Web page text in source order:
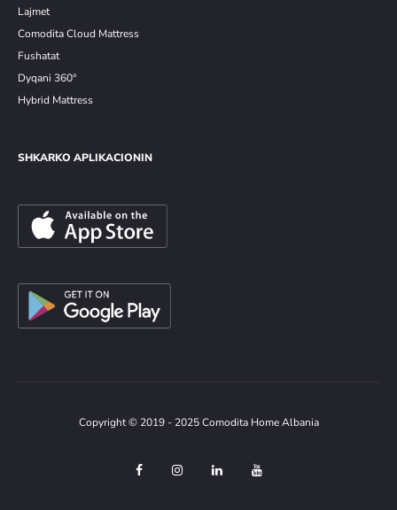
Lajmet
Comodita Cloud Mattress
Fushatat
Dyqani 360°
Hybrid Mattress
SHKARKO APLIKACIONIN
Copyright © 2019 - 2025 Comodita Home Albania
F
I
L
Y